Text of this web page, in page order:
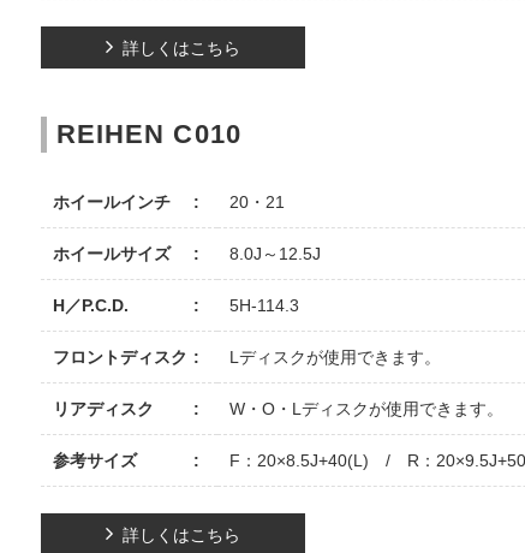
詳しくはこちら
REIHEN C010
ホイールインチ 20・21
ホイールサイズ 8.0J～12.5J
H／P.C.D. 5H-114.3
フロントディスク Lディスクが使用できます。
リアディスク W・O・Lディスクが使用できます。
参考サイズ F：20×8.5J+40(L) / R：
詳しくはこちら